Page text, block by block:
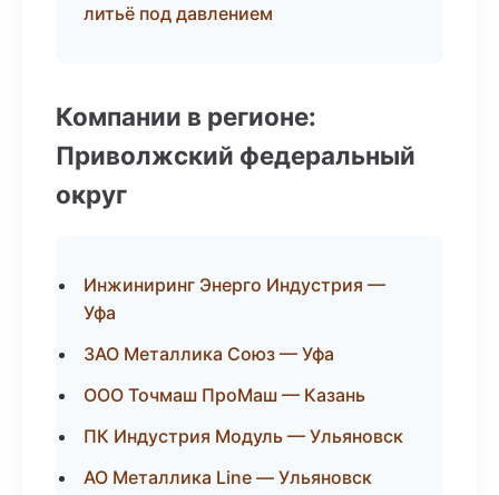
литьё под давлением
Компании в регионе:
Приволжский федеральный
округ
Инжиниринг Энерго Индустрия —
Уфа
ЗАО Металлика Союз — Уфа
ООО Точмаш ПроМаш — Казань
ПК Индустрия Модуль — Ульяновск
АО Металлика Line — Ульяновск